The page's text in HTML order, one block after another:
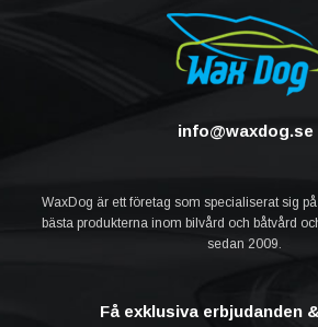
info@waxdog.se
WaxDog är ett företag som specialiserat sig
bästa produkterna inom bilvård och båtvård
sedan 2009.
Få exklusiva erbjudanden